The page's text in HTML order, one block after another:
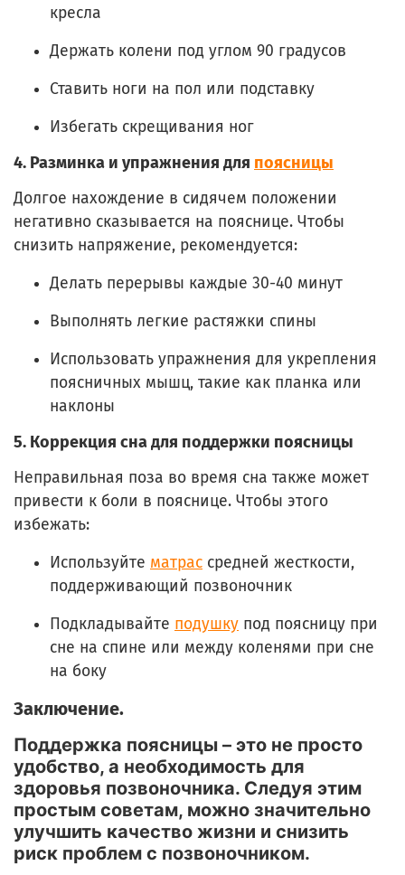
кресла
Держать колени под углом 90 градусов
Ставить ноги на пол или подставку
Избегать скрещивания ног
4. Разминка и упражнения для поясницы
Долгое нахождение в сидячем положении
негативно сказывается на пояснице. Чтобы
снизить напряжение, рекомендуется:
Делать перерывы каждые 30-40 минут
Выполнять легкие растяжки спины
Использовать упражнения для укрепления
поясничных мышц, такие как планка или
наклоны
5. Коррекция сна для поддержки поясницы
Неправильная поза во время сна также может
привести к боли в пояснице. Чтобы этого
избежать:
Используйте матрас средней жесткости,
поддерживающий позвоночник
Подкладывайте подушку под поясницу при
сне на спине или между коленями при сне
на боку
Заключение.
Поддержка поясницы – это не просто
удобство, а необходимость для
здоровья позвоночника. Следуя этим
простым советам, можно значительно
улучшить качество жизни и снизить
риск проблем с позвоночником.